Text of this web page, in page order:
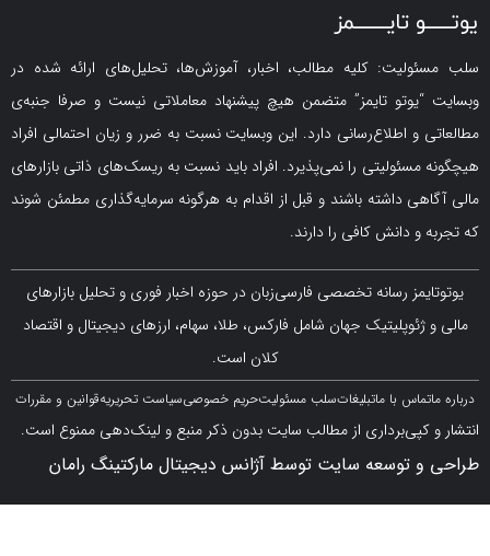
کلیه مطالب، اخبار، آموزش‌ها، تحلیل‌های ارائه شده در
تایمز” متضمن هیچ پیشنهاد معاملاتی نیست و صرفا جنبه‌ی
اطلاع‌رسانی دارد. این وبسایت نسبت به ضرر و زیان احتمالی افراد
را نمی‌پذیرد. افراد باید نسبت به ریسک‌های ذاتی بازارهای
داشته باشند و قبل از اقدام به هرگونه سرمایه‌گذاری مطمئن شوند
دانش کافی را دارند.
رسانه تخصصی فارسی‌زبان در حوزه اخبار فوری و تحلیل بازارهای
جهان شامل فارکس، طلا، سهام، ارزهای دیجیتال و اقتصاد
با ما تبلیغاتسلب مسئولیتحریم خصوصیسیاست تحریریهقوانین و مقررات
از مطالب سایت بدون ذکر منبع و لینک‌دهی ممنوع است.
سایت توسط آژانس دیجیتال مارکتینگ رامان